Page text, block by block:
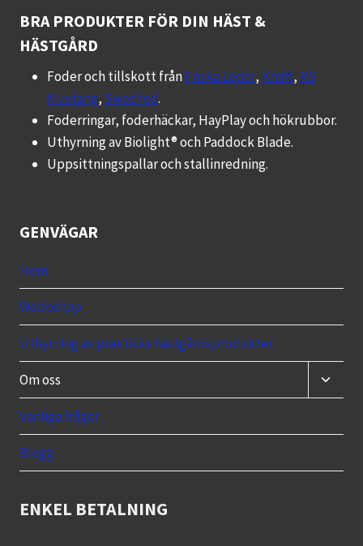
BRA PRODUKTER FÖR DIN HÄST &
HÄSTGÅRD
Foder och tillskott frånFriska Leder, Krafft, RS
Mustang, Swedfed.
Foderringar, foderhäckar, HayPlay och hökrubbor.
Uthyrning av Biolight® och Paddock Blade.
Uppsittningspallar och stallinredning.
GENVÄGAR
Hem
Webbshop
Uthyrning av praktiska hästgårdsprodukter
Om oss
Toggle
child
Vanliga frågor
Blogg
ENKEL BETALNING